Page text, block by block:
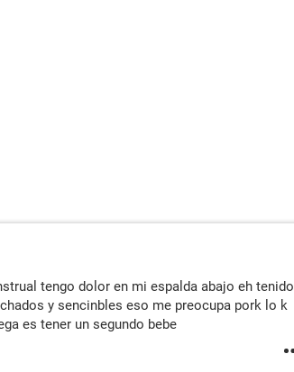
tengo dolor en mi espalda abajo eh tenido
y sencinbles eso me preocupa pork lo k
es tener un segundo bebe